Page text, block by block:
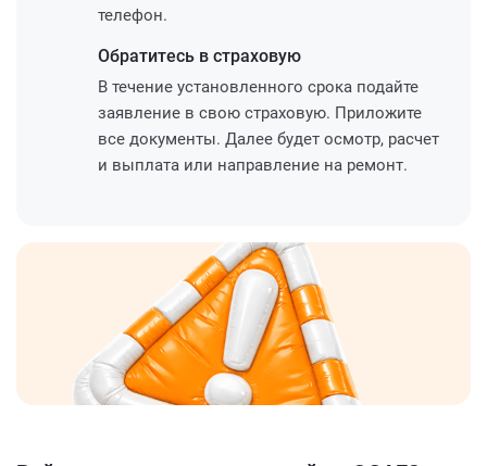
телефон.
Обратитесь в страховую
В течение установленного срока подайте
заявление в свою страховую. Приложите
все документы. Далее будет осмотр, расчет
и выплата или направление на ремонт.